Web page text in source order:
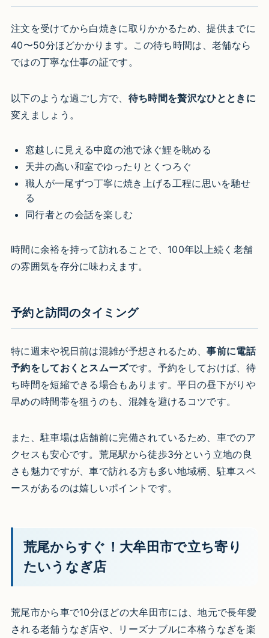
注文を受けてから白焼きに取りかかるため、提供までに
40〜50分ほどかかります。この待ち時間は、老舗なら
ではの丁寧な仕事の証です。
以下のような過ごし方で、 待ち時間を贅沢なひとときに
変えましょう。
窓越しに見える中庭の池で泳ぐ鯉を眺める
天井の高い和室でゆったりとくつろぐ
職人が一尾ずつ丁寧に焼き上げる工程に思いを馳せ
る
同行者との会話を楽しむ
時間に余裕を持って訪れることで、100年以上続く老舗
の雰囲気を存分に味わえます。
予約と訪問のタイミング
特に週末や祝日前は混雑が予想されるため、事前に電話
予約をしておくとスムーズです。予約をしておけば、待
ち時間を短縮できる場合もあります。平日の昼下がりや
早めの時間帯を狙うのも、混雑を避けるコツです。
また、駐車場は店舗前に完備されているため、車でのア
クセスも安心です。荒尾駅から徒歩3分という立地の良
さも魅力ですが、車で訪れる方も多い地域柄、駐車スペ
ースがあるのは嬉しいポイントです。
荒尾からすぐ！大牟田市で立ち寄り
たいうなぎ店
荒尾市から車で10分ほどの大牟田市には、地元で長年愛
される老舗うなぎ店や、リーズナブルに本格うなぎを楽